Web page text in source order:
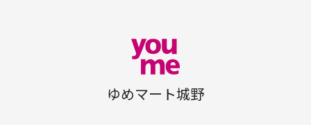
ゆめマート城野